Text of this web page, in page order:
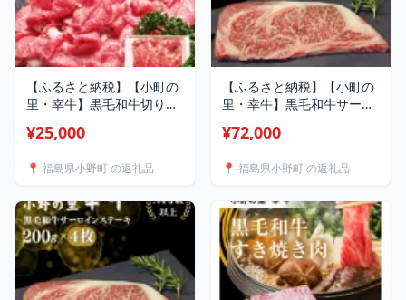
【ふるさと納税】【小町の
里・幸牛】黒毛和牛切り落
900g【配送不可地域：離
¥25,000
📍 福島県小野町 の返礼品
【ふるさと納税】【小町の
里・幸牛】黒毛和牛サーロ
【配送不可地域：離島】
¥72,000
📍 福島県小野町 の返礼品